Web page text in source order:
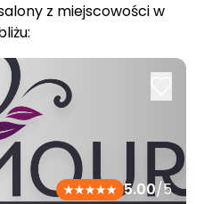
z miejscowości w
5.00/5